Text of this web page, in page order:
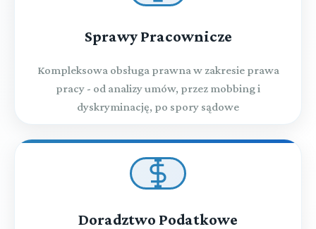
Sprawy Pracownicze
Kompleksowa obsługa prawna w zakresie prawa
pracy - od analizy umów, przez mobbing i
dyskryminację, po spory sądowe
Doradztwo Podatkowe